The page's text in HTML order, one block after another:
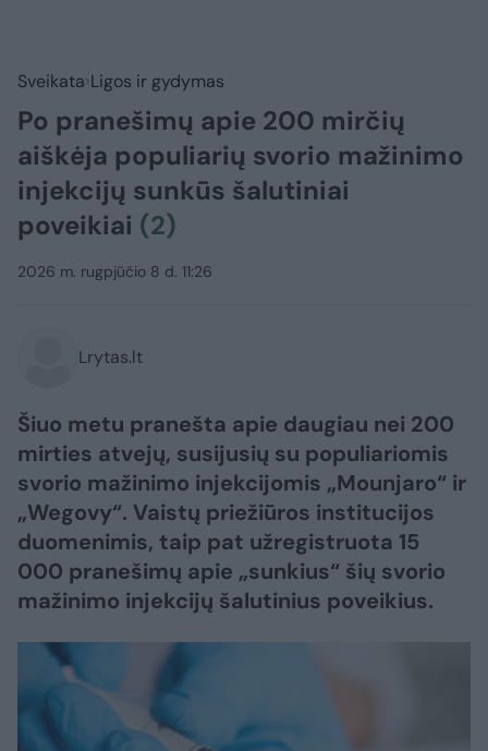
Sveikata Ligos ir gydymas
Po pranešimų apie 200 mirčių
aiškėja populiarių svorio mažinimo
injekcijų sunkūs šalutiniai
poveikiai (2)
2026 m. rugpjūčio 8 d. 11:26
Lrytas.lt
Šiuo metu pranešta apie daugiau nei 200
mirties atvejų, susijusių su populiariomis
svorio mažinimo injekcijomis „Mounjaro“ ir
„Wegovy“. Vaistų priežiūros institucijos
duomenimis, taip pat užregistruota 15
000 pranešimų apie „sunkius“ šių svorio
mažinimo injekcijų šalutinius poveikius.